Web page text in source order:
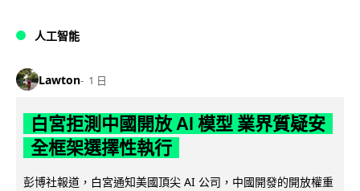
人工智能
Lawton 1 日
白宮拒測中國開放 AI 模型 業界質疑安
全框架選擇性執行
彭博社報道，白宮通知美國頂尖 AI 公司，中國開發的開放權重